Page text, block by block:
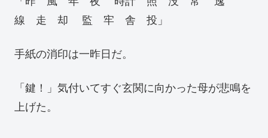
線 走 却 監 牢 舎 投」
手紙の消印は一昨日だ。
「鍵！」気付いてすぐ玄関に向かった母が悲鳴を
上げた。